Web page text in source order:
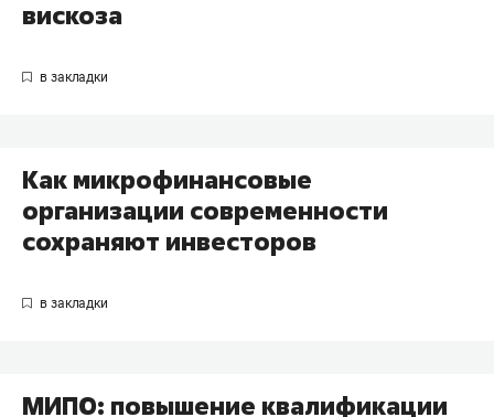
вискоза
Как микрофинансовые
организации современности
сохраняют инвесторов
МИПО: повышение квалификации